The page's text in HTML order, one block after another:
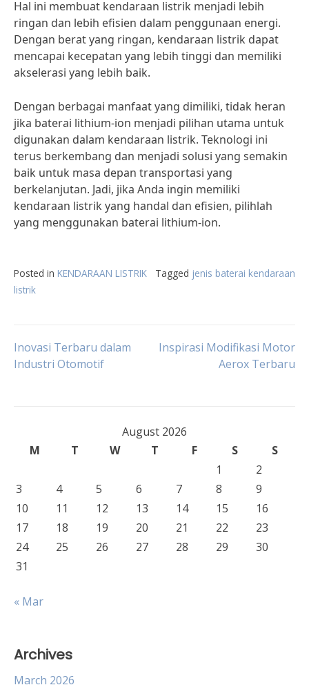
Hal ini membuat kendaraan listrik menjadi lebih
ringan dan lebih efisien dalam penggunaan energi.
Dengan berat yang ringan, kendaraan listrik dapat
mencapai kecepatan yang lebih tinggi dan memiliki
akselerasi yang lebih baik.
Dengan berbagai manfaat yang dimiliki, tidak heran
jika baterai lithium-ion menjadi pilihan utama untuk
digunakan dalam kendaraan listrik. Teknologi ini
terus berkembang dan menjadi solusi yang semakin
baik untuk masa depan transportasi yang
berkelanjutan. Jadi, jika Anda ingin memiliki
kendaraan listrik yang handal dan efisien, pilihlah
yang menggunakan baterai lithium-ion.
Posted in KENDARAAN LISTRIK Tagged jenis baterai kendaraan
listrik
Post
Inovasi Terbaru dalam
Industri Otomotif
Inspirasi Modifikasi Motor
Aerox Terbaru
August 2026
M
T W T F S
S
1
2
3
4 5 6 7 8
9
10
11 12 13 14 15
16
17
18 19 20 21 22
23
24
25 26 27 28 29
30
31
« Mar
Archives
March 2026